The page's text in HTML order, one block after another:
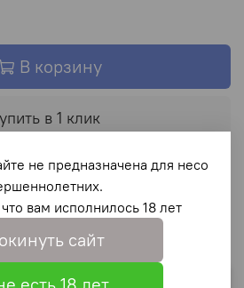
В корзину
в 1 клик
не предназначена для несо
вам исполнилось 18 лет
сайт
есть 18 лет